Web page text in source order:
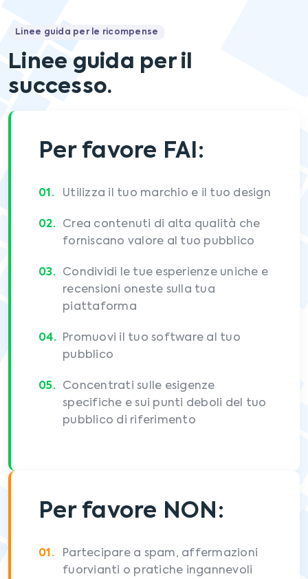
Linee guida per le ricompense
Linee guida per il
successo.
Per favore FAI:
Utilizza il tuo marchio e il tuo design
Crea contenuti di alta qualità che
forniscano valore al tuo pubblico
Condividi le tue esperienze uniche e
recensioni oneste sulla tua
piattaforma
Promuovi il tuo software al tuo
pubblico
Concentrati sulle esigenze
specifiche e sui punti deboli del tuo
pubblico di riferimento
Per favore NON:
Partecipare a spam, affermazioni
fuorvianti o pratiche ingannevoli